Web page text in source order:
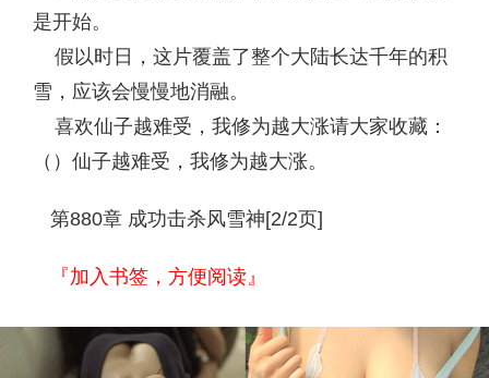
是开始。
假以时日，这片覆盖了整个大陆长达千年的积
雪，应该会慢慢地消融。
喜欢仙子越难受，我修为越大涨请大家收藏：
（）仙子越难受，我修为越大涨。
第880章 成功击杀风雪神[2/2页]
『加入书签，方便阅读』